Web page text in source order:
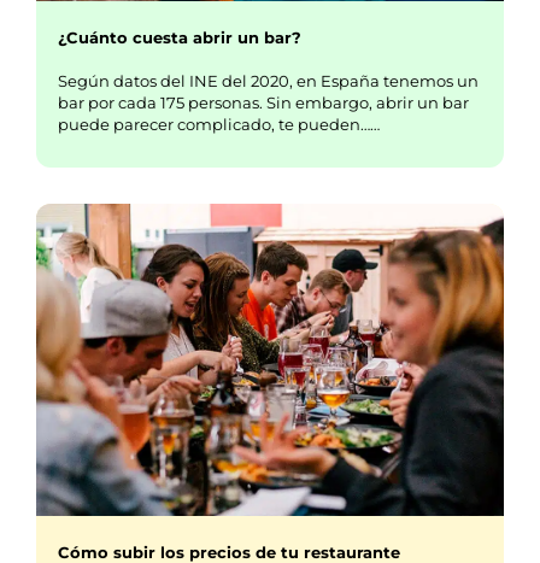
¿Cuánto cuesta abrir un bar?
Según datos del INE del 2020, en España tenemos un
bar por cada 175 personas. Sin embargo, abrir un bar
puede parecer complicado, te pueden……
Cómo subir los precios de tu restaurante